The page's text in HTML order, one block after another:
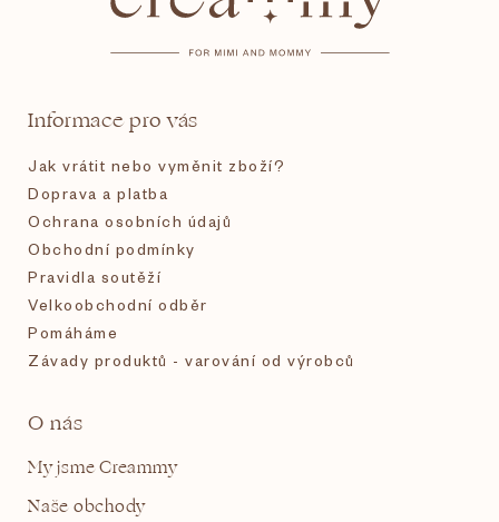
Informace pro vás
Jak vrátit nebo vyměnit zboží?
Doprava a platba
Ochrana osobních údajů
Obchodní podmínky
Pravidla soutěží
Velkoobchodní odběr
Pomáháme
Závady produktů - varování od výrobců
O nás
My jsme Creammy
Naše obchody